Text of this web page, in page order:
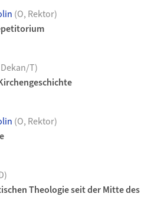
(O, Rektor)
T)
(O, Rektor)
Theologie seit der Mitte des